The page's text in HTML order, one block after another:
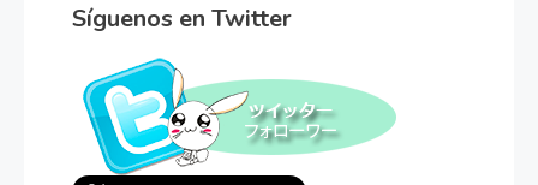
Síguenos en Twitter